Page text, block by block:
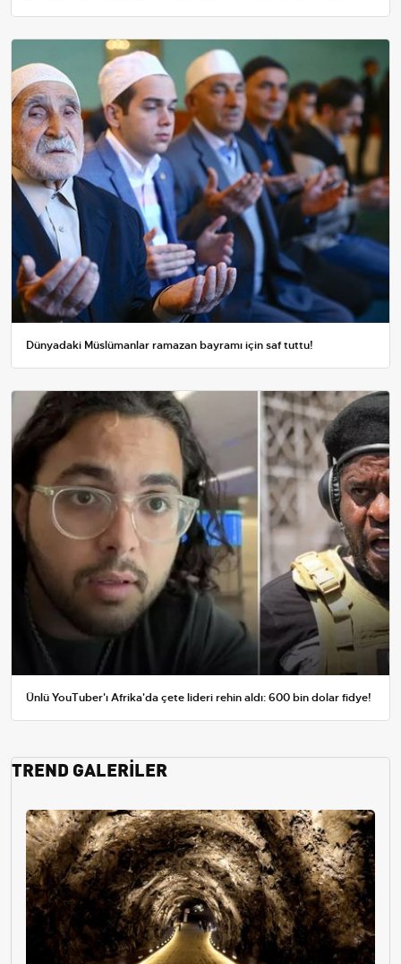
Dünyadaki Müslümanlar ramazan bayramı için saf tuttu!
Ünlü YouTuber'ı Afrika'da çete lideri rehin aldı: 600 bin dolar fidye!
TREND GALERİLER